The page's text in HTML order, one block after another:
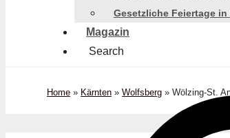
Gesetzliche Feiertage in
Magazin
Search
Home » Kärnten » Wolfsberg » Wölzing-St.